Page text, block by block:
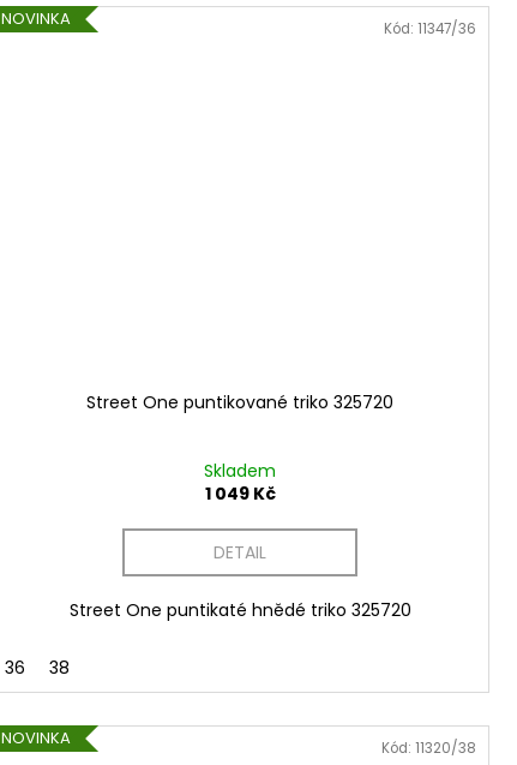
NOVINKA
Street One puntikované triko 325720
Skladem
1 049 Kč
DETAIL
Street One puntikaté hnědé triko 325720
36 38
Kód: 11347/36
NOVINKA Kód: 11320/38